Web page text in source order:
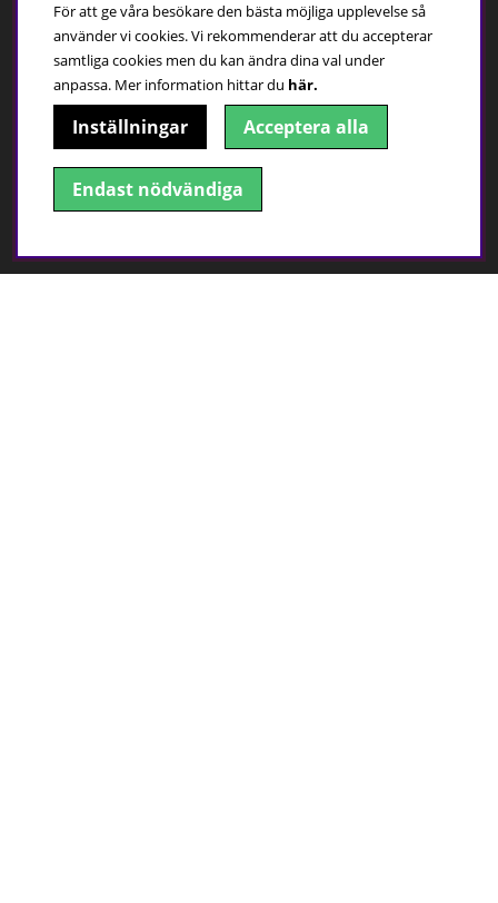
Kundservice
Har du frågor?
Ring:0500 - 410 100
Maila till oss
Öppettider, butik
Mån-Fre; 10:00-18:00
Lör; 09:00-15:00
Sön;Stängt
För att ge våra besökare den bästa möjliga upplevelse så
använder vi cookies. Vi rekommenderar att du accepterar
samtliga cookies men du kan ändra dina val under
anpassa. Mer information hittar du här.
Inställningar Acceptera alla
Endast nödvändiga